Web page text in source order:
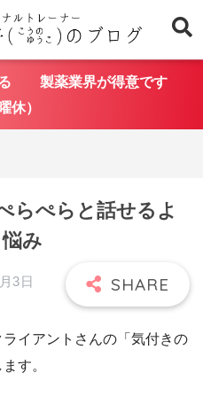
る 製薬業界が得意です
休）
らぺらと話せるよ
み
3日
イアントさんの「気付きの
す。